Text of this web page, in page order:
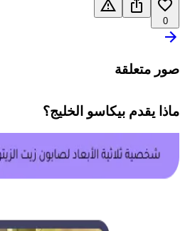
0
صور متعلقة
ماذا يقدم بيكاسو الخليج؟